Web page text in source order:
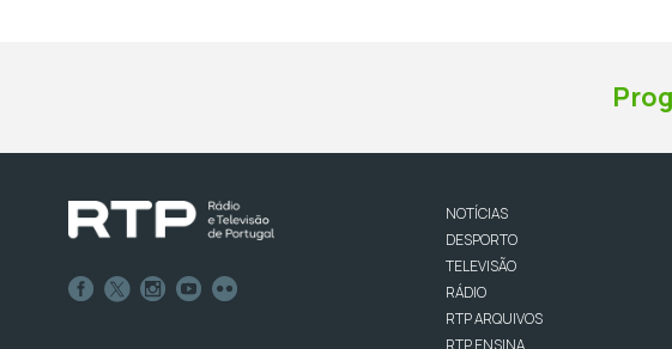
NOTÍCIAS
DESPORTO
TELEVISÃO
RÁDIO
RTP ARQUIVOS
RTP ENSINA